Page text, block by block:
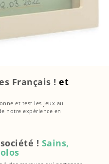
Français !et
et test les jeux au
notre expérience en
! Sains,